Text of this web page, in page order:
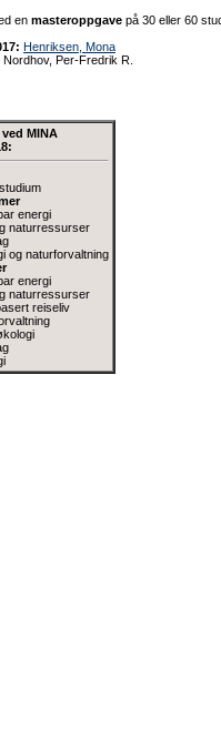
en masteroppgave på 30 eller 60
Henriksen, Mona
Nordhov, Per-Fredrik R.
MINA
energi
naturressurser
og naturforvaltning
energi
naturressurser
reiseliv